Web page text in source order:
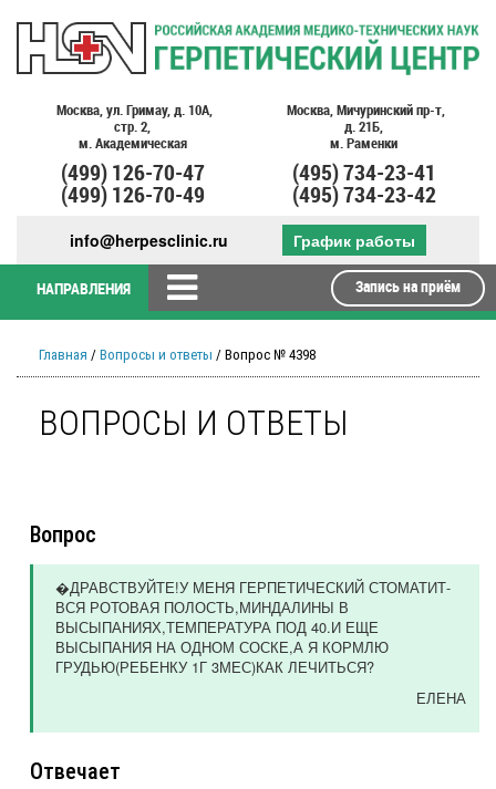
Москва, ул. Гримау, д. 10А,
стр. 2,
м. Академическая
(499)126-70-47
(499)126-70-49
Москва, Мичуринский пр-т,
д. 21Б,
м. Раменки
(495)734-23-41
(495)734-23-42
info@herpesclinic.ru График работы
НАПРАВЛЕНИЯ Запись на приём
Главная / Вопросы и ответы / Вопрос № 4398
ВОПРОСЫ И ОТВЕТЫ
Вопрос
�ДРАВСТВУЙТЕ!У МЕНЯ ГЕРПЕТИЧЕСКИЙ СТОМАТИТ-
ВСЯ РОТОВАЯ ПОЛОСТЬ,МИНДАЛИНЫ В
ВЫСЫПАНИЯХ,ТЕМПЕРАТУРА ПОД 40.И ЕЩЕ
ВЫСЫПАНИЯ НА ОДНОМ СОСКЕ,А Я КОРМЛЮ
ГРУДЬЮ(РЕБЕНКУ 1Г 3МЕС)КАК ЛЕЧИТЬСЯ?
ЕЛЕНА
Отвечает